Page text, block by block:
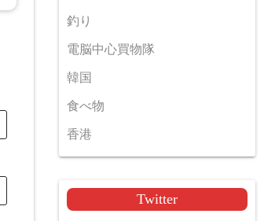
釣り
電脳中心買物隊
韓国
食べ物
香港
Twitter